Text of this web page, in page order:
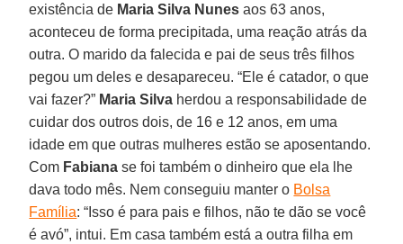
existência de Maria Silva Nunes aos 63 anos,
aconteceu de forma precipitada, uma reação atrás da
outra. O marido da falecida e pai de seus três filhos
pegou um deles e desapareceu. “Ele é catador, o que
vai fazer?” Maria Silva herdou a responsabilidade de
cuidar dos outros dois, de 16 e 12 anos, em uma
idade em que outras mulheres estão se aposentando.
Com Fabiana se foi também o dinheiro que ela lhe
dava todo mês. Nem conseguiu manter o Bolsa
Família: “Isso é para pais e filhos, não te dão se você
é avó”, intui. Em casa também está a outra filha em